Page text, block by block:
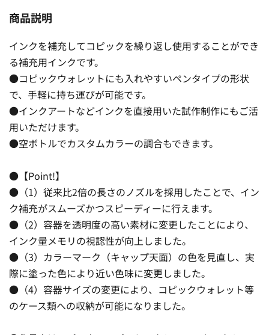
商品説明
インクを補充してコピックを繰り返し使用することができ
る補充用インクです。
●コピックウォレットにも入れやすいペンタイプの形状
で、手軽に持ち運びが可能です。
●インクアートなどインクを直接用いた試作制作にもご活
用いただけます。
●空ボトルでカスタムカラーの調合もできます。
●【Point!】
●（1）従来比2倍の長さのノズルを採用したことで、イン
ク補充がスムーズかつスピーディーに行えます。
●（2）容器を透明度の高い素材に変更したことにより、
インク量メモリの視認性が向上しました。
●（3）カラーマーク（キャップ天面）の色を見直し、実
際に塗った色により近い色味に変更しました。
●（4）容器サイズの変更により、コピックウォレット等
のケース類への収納が可能になりました。